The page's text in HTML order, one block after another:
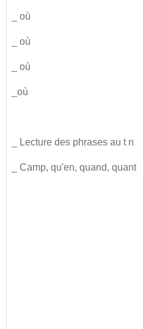
_ où
_ où
_ où
_où
_ Lecture des phrases au t n
_ Camp, qu'en, quand, quant